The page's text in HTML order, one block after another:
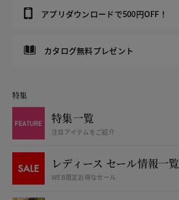
アプリダウンロードで500円OFF！
カタログ無料プレゼント
特集
特集一覧
注目アイテムをご紹介
レディース セール情報一覧
WEB限定お得なセール